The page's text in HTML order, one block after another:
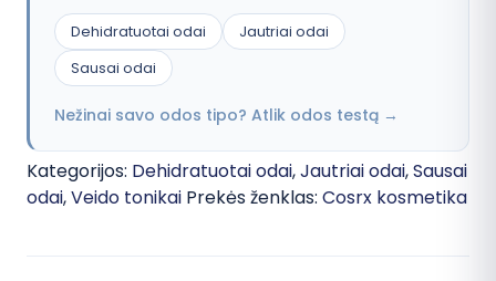
Dehidratuotai odai
Jautriai odai
Sausai odai
Nežinai savo odos tipo? Atlik odos testą →
Kategorijos: Dehidratuotai odai,Jautriai odai,Sausai
odai,Veido tonikai Prekės ženklas: Cosrx kosmetika